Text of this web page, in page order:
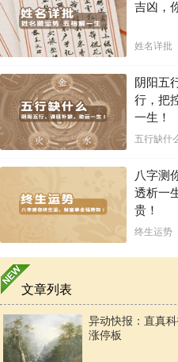
吉凶，
姓名详批
阴阳五
行，把
一生！
五行缺什
八字测
透析一
贵！
终生运势
文章列表
异动快报：直真科
涨停板